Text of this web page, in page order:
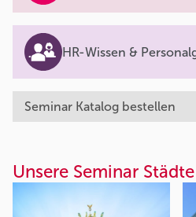
HR-Wissen &
Seminar Katalog bestellen
Unsere Seminar Städte